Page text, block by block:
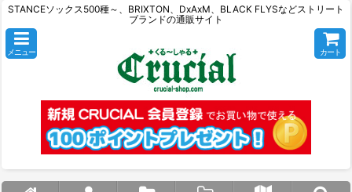
STANCEソックス500種～、BRIXTON、DxAxM、BLACK FLYSなどストリート
ブランドの通販サイト
メニュー カート